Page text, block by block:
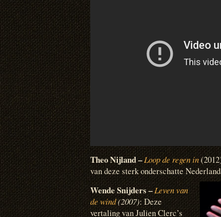
Theo Nijland –Loop de regen in
van deze sterk onderschatte
Wende Snijders –Leven van
de wind(2007): Deze
vertaling van Julien Clerc’s